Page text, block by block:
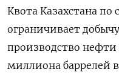
Квота Казахстана
ограничивает
производство
миллиона баррелей